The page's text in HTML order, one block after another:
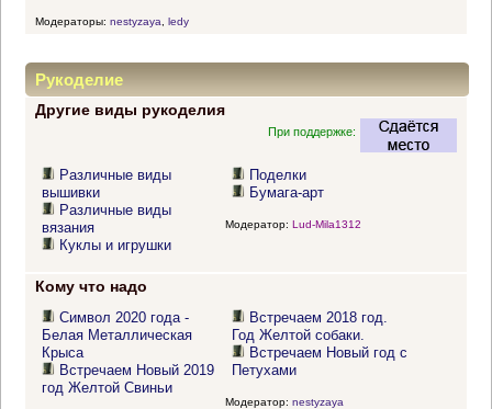
Модераторы: nestyzaya ledy
Рукоделие
Другие виды рукоделия
При поддержке:
Различные виды
вышивки
Различные виды
вязания
Куклы и игрушки
Поделки
Бумага-арт
Модератор: Lud-Mila1312
Кому что надо
Символ 2020 года -
Белая Металлическая
Крыса
Встречаем Новый 2019
год Желтой Свиньи
Встречаем 2018 год.
Год Желтой собаки.
Встречаем Новый год с
Петухами
Модератор: nestyzaya